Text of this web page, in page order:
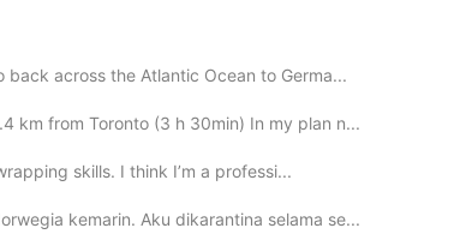
2019.04.30 13:02
and magnificent. I want to swim like that
2019.04.30 12:57
back across the Atlantic Ocean to Germa...
km from Toronto (3 h 30min) In my plan n...
skills. I think I’m a professi...
kemarin. Aku dikarantina selama se...